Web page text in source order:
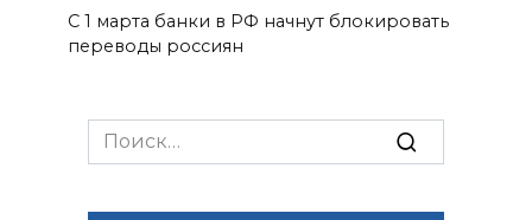
С 1 марта банки в РФ начнут блокировать
переводы россиян
Search
for: